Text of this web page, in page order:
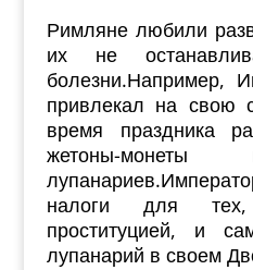
Римляне любили
их не
болезни.Например,
привлекал на свою
время праздника
жетоны-
лупанариев.
налоги для
проституцией, и
лупанарий в своем